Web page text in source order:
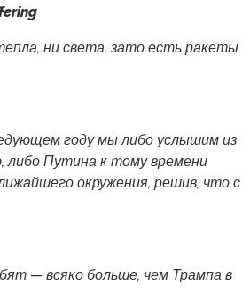
ни света, зато есть ракеты
году мы либо услышим из
либо Путина к тому времени
окружения, решив, что с
— всяко больше, чем Трампа в